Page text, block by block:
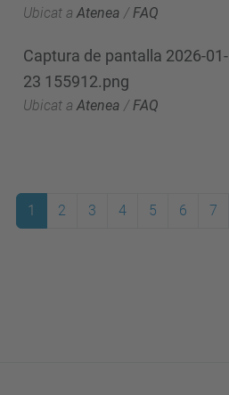
Ubicat a Atenea /FAQ
Captura de pantalla 2026-01-
23 155912.png
Ubicat a Atenea /FAQ
1 2 3 4 5 6 7